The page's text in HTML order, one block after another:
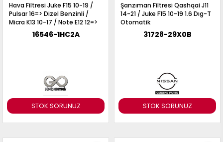
STOK SORUNUZ
Hava Filtresi Juke F15 10-19 /
Pulsar 16=> Dizel Benzinli /
Micra K13 10-17 / Note E12 12=>
1.2 Benzinli16546-1HC2A
STOK SORUNUZ
Şanzıman Filtresi Qashqai J11
14-21 / Juke F15 10-19 1.6 Dıg-T
Otomatik
31728-29X0B